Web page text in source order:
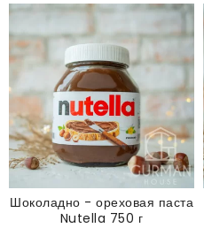
Шоколадно - ореховая паста
Nutella 750 г